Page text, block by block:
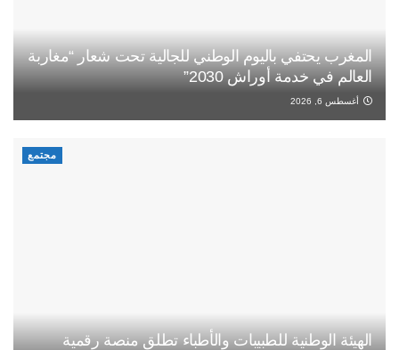
المغرب يحتفي باليوم الوطني للجالية تحت شعار “مغاربة
العالم في خدمة أوراش 2030”
أغسطس 6, 2026
مجتمع
الهيئة الوطنية للطبيبات والأطباء تطلق منصة رقمية